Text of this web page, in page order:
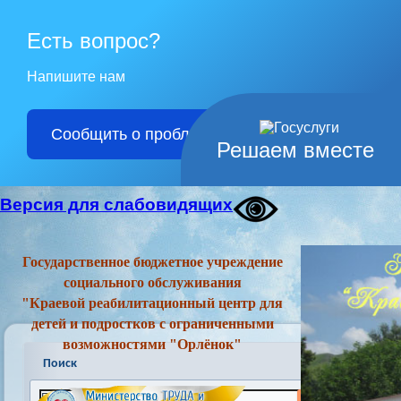
Решаем вместе
Есть вопрос?
Напишите нам
Сообщить о проблеме
Версия для слабовидящих
Государственное бюджетное учреждение
социального обслуживания
"Краевой реабилитационный центр для
детей и подростков с ограниченными
возможностями "Орлёнок"
Поиск